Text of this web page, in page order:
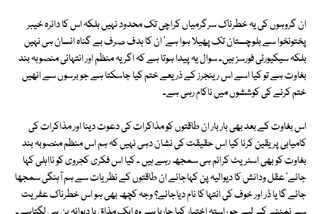
ان گروہوں کی یہ خطرناک سرگرمیاں کراچی تک محدود نہیں بلکہ اس کا دائرہ خیبر
پختونخوا سے بلوچستان تک پھیلا ہوا ہے' ان کا ہدف صرف بے گناہ انسان ہی نہیں
بلکہ سیکیورٹی فورسز ہیں۔ سوال یہ پیدا ہوتا ہے کہ اگر یہ منظم اور انتہائی منصوبہ بند
بغاوت ہے تو کیا اسے اس رینجرز کے ذریعے ختم کیا جاسکتا ہے جو برسوں سے انھیں
ختم کرنے کی کوششوں میں ناکام رہی ہے۔
اس بغاوت کے بعد بھی بار بار ان طاقتوں کو مذاکرات کی دعوت دینا اور مذاکرات کی
کامیابی پر یقین کرنا کیا اس حقیقت کی نشان دہی نہیں کہ ہم اس منظم منصوبہ بند
بغاوت کو بھی اسٹریٹ کرائم ہی سمجھ رہے ہیں ۔ کیا اس فکری کجروی کو نااہلی کہا
جائے' عقل ودانش کا دیوالیہ پن کہاجائے ان طاقتوں کے نظریات سے ہم آہنگی سمجھا
جائے گا یا ڈر اور خوف کی انتہا کا نام دیاجائے؟ وجہ کچھ بھی ہو اس خطرناک عفریت